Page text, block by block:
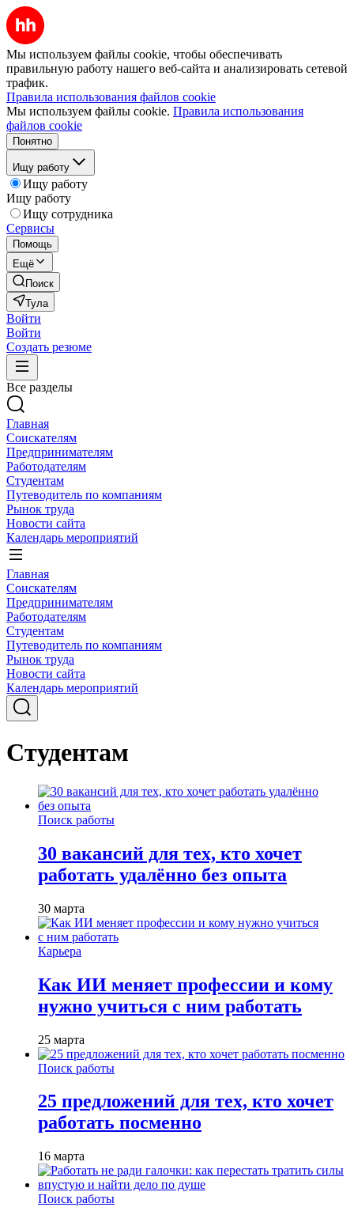
Мы используем файлы cookie, чтобы обеспечивать
правильную работу нашего веб-сайта и анализировать сетевой
трафик.
Правила использования файлов cookie
Мы используем файлы cookie. Правила использования
файлов cookie
Понятно
Ищу работу
Ищу работу
Ищу работу
Ищу сотрудника
Сервисы
Помощь
Ещё
Поиск
Тула
Войти
Войти
Создать резюме
Все разделы
Главная
Соискателям
Предпринимателям
Работодателям
Студентам
Путеводитель по компаниям
Рынок труда
Новости сайта
Календарь мероприятий
Главная
Соискателям
Предпринимателям
Работодателям
Студентам
Путеводитель по компаниям
Рынок труда
Новости сайта
Календарь мероприятий
Студентам
Поиск работы
30 вакансий для тех, кто хочет
работать удалённо без опыта
30 марта
Карьера
Как ИИ меняет профессии и кому
нужно учиться с ним работать
25 марта
Поиск работы
25 предложений для тех, кто хочет
работать посменно
16 марта
Поиск работы